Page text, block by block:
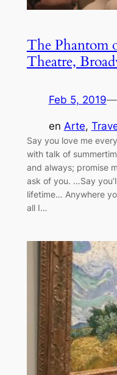
The Phantom
Theatre,
Feb 5, 2019—
en Arte,
Say you love me
with talk of
and always; promise
ask of you. …Say
lifetime… Anywhere
all I…